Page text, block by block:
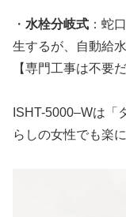
・ 水栓分岐式 ：蛇
生するが、自動給
【専門工事は不要
ISHT-5000–Wは「
らしの女性でも楽